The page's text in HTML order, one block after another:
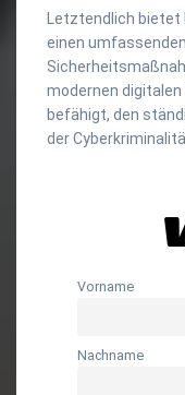
Letztendlich
einen
modernen
befähigt, den
der
Vorname
Nachname